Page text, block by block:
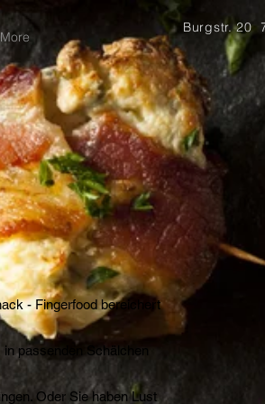
Burgstr. 20
More
- Fingerfood bereichert
passenden Schälchen
Oder Sie haben Lust